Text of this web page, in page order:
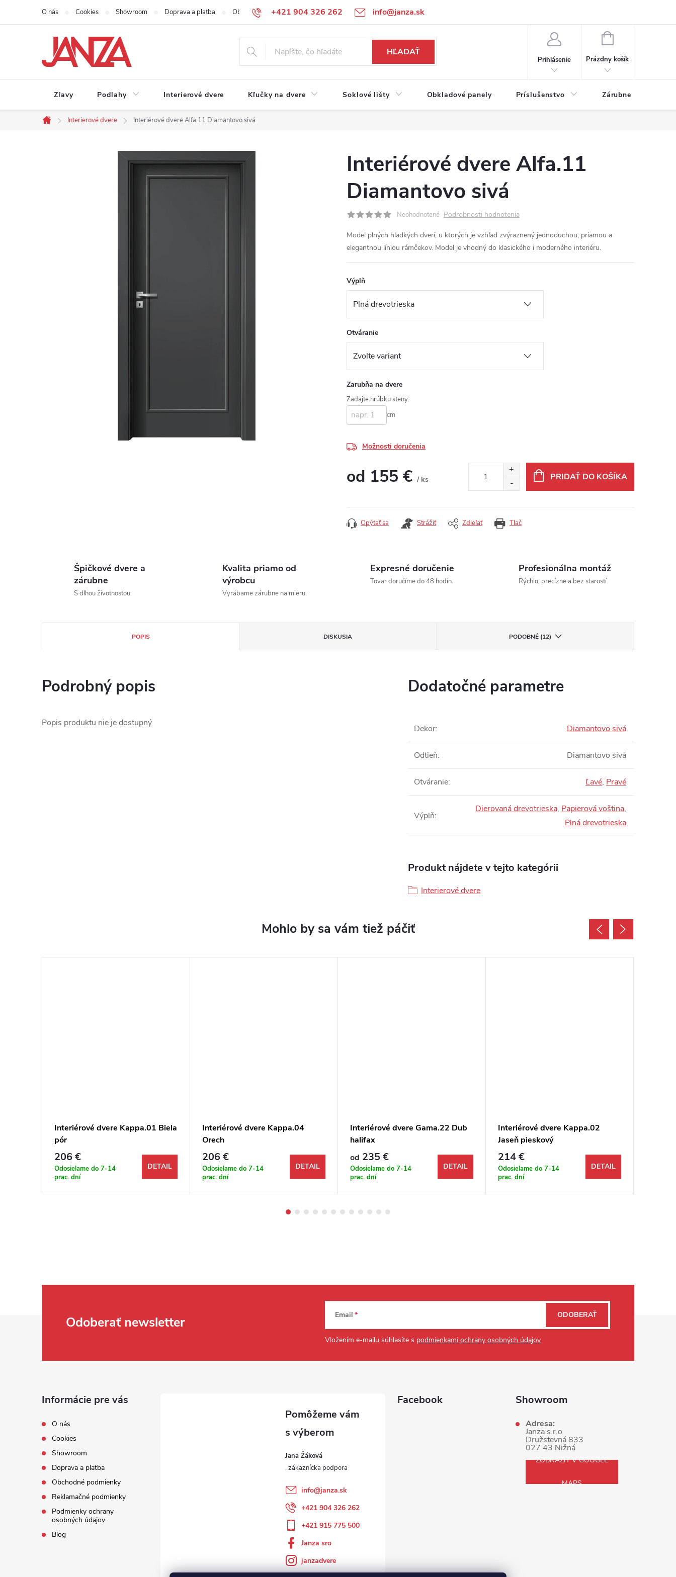
Prejsť na obsah +421 904 326 262 info@janza.sk
O nás Cookies Showroom Doprava a platba Obchodné podmienky Reklamačné podmienky Podmienky ochrany osobných údajov
HĽADAŤ
Prihlásenie
NÁKUPNÝ KOŠÍK
Prázdny košík
Zľavy Podlahy Interierové dvere Kľučky na dvere Soklové lišty Obkladové panely Príslušenstvo Zárubne
Domov
Interierové dvere Interiérové dvere Alfa.11 Diamantovo sivá
Interiérové dvere Alfa.11
Diamantovo sivá
Neohodnotené Podrobnosti hodnotenia
Model plných hladkých dverí, u ktorých je vzhľad zvýraznený jednoduchou, priamou a
elegantnou líniou rámčekov. Model je vhodný do klasického i moderného interiéru.
Výplň
Otváranie
Zarubňa na dvere
Zadajte hrúbku steny:
cm
Možnosti doručenia
od 155 € / ks
PRIDAŤ DO KOŠÍKA
Tlač
Opýtať sa Strážiť Zdieľať
Špičkové dvere a
zárubne
S dlhou životnosťou.
Kvalita priamo od
výrobcu
Vyrábame zárubne na mieru.
Expresné doručenie
Tovar doručíme do 48 hodín.
Profesionálna montáž
Rýchlo, precízne a bez starostí.
POPIS DISKUSIA PODOBNÉ (12)
Podrobný popis
Popis produktu nie je dostupný
Dodatočné parametre
Dekor: Diamantovo sivá
Odtieň: Diamantovo sivá
Otváranie: Ľavé, Pravé
Výplň:
Dierovaná drevotrieska, Papierová voština,
Plná drevotrieska
Produkt nájdete v tejto kategórii
Interierové dvere
Interiérové dvere Kappa.01 Biela
pór
206 €
Odosielame do 7-14
prac. dní
DETAIL
Interiérové dvere Kappa.04
Orech
206 €
Odosielame do 7-14
prac. dní
DETAIL
Interiérové dvere Gama.22 Dub
halifax
od 235 €
Odosielame do 7-14
prac. dní
DETAIL
Interiérové dvere Kappa.02
Jaseň pieskový
214 €
Odosielame do 7-14
prac. dní
DETAIL
Odoberať newsletter Email
Vložením e-mailu súhlasíte s podmienkami ochrany osobných údajov
ODOBERAŤ
Informácie pre vás
O nás
Cookies
Showroom
Doprava a platba
Obchodné podmienky
Reklamačné podmienky
Podmienky ochrany
osobných údajov
Blog
Jana Žáková
info@janza.sk
+421 904 326 262
+421 915 775 500
Janza sro
janzadvere
Facebook Showroom
Adresa:
Janza s.r.o
Družstevná 833
027 43 Nižná
ZOBRAZIŤ V GOOGLE
MAPS